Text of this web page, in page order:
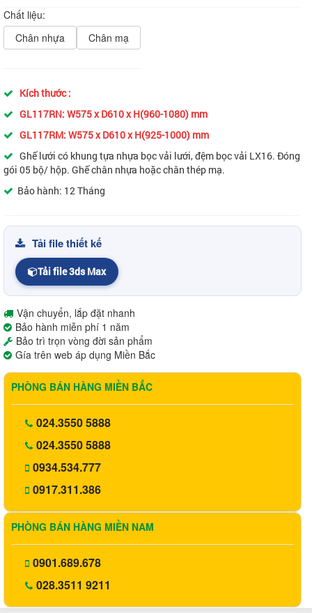
Chất liệu:
Chân nhựa
Chân mạ
Kích thước :
GL117RN: W575 x D610 x H(960-1080) mm
GL117RM: W575 x D610 x H(925-1000) mm
Ghế lưới có khung tựa nhựa bọc vải lưới, đệm bọc vải LX16. Đóng
gói 05 bộ/ hộp. Ghế chân nhựa hoặc chân thép mạ.
Bảo hành: 12 Tháng
Tải file thiết kế
Tải file 3ds Max
Vận chuyển, lắp đặt nhanh
Bảo hành miễn phí 1 năm
Bảo trì trọn vòng đời sản phẩm
Gía trên web áp dụng Miền Bắc
PHÒNG BÁN HÀNG MIỀN BẮC
024.3550 5888
024.3550 5888
0934.534.777
0917.311.386
PHÒNG BÁN HÀNG MIỀN NAM
0901.689.678
028.3511 9211